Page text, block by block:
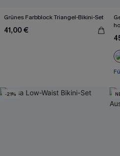
Grünes Farbblock Triangel-Bikini-Set
41,00 €
-21%